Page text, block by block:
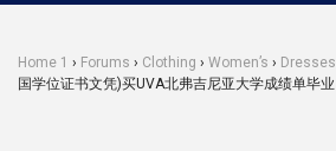
Home 1 › Forums › Clothing › Women’s › Dresses
国学位证书文凭)买UVA北弗吉尼亚大学成绩单毕业